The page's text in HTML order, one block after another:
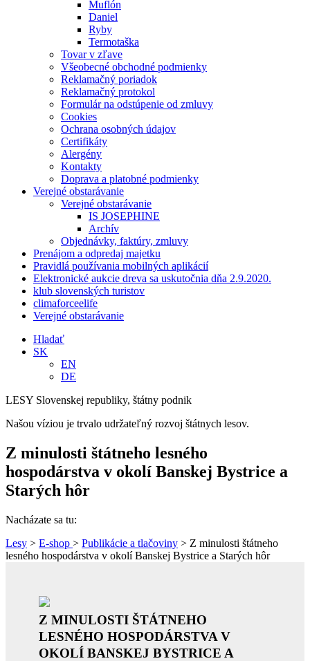
Muflón
Daniel
Ryby
Termotaška
Tovar v zľave
Všeobecné obchodné podmienky
Reklamačný poriadok
Reklamačný protokol
Formulár na odstúpenie od zmluvy
Cookies
Ochrana osobných údajov
Certifikáty
Alergény
Kontakty
Doprava a platobné podmienky
Verejné obstarávanie
Verejné obstarávanie
IS JOSEPHINE
Archív
Objednávky, faktúry, zmluvy
Prenájom a odpredaj majetku
Pravidlá používania mobilných aplikácií
Elektronické aukcie dreva sa uskutočnia dňa 2.9.2020.
klub slovenských turistov
climaforceelife
Verejné obstarávanie
Hladať
SK
EN
DE
LESY Slovenskej republiky, štátny podnik
Našou víziou je trvalo udržateľný rozvoj štátnych lesov.
Z minulosti štátneho lesného
hospodárstva v okolí Banskej Bystrice a
Starých hôr
Nacházate sa tu:
Lesy > E-shop > Publikácie a tlačoviny > Z minulosti štátneho
lesného hospodárstva v okolí Banskej Bystrice a Starých hôr
Z MINULOSTI ŠTÁTNEHO
LESNÉHO HOSPODÁRSTVA V
OKOLÍ BANSKEJ BYSTRICE A